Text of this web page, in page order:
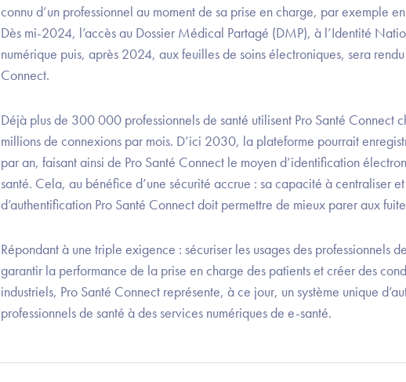
connu d’un professionnel au moment de sa prise en charge, par exemple
Dès mi-2024, l’accès au Dossier Médical Partagé (DMP), à l’Identité
numérique puis, après 2024, aux feuilles de soins électroniques, sera
Connect.
Déjà plus de 300 000 professionnels de santé utilisent Pro Santé Connect
millions de connexions par mois. D’ici 2030, la plateforme pourrait
par an, faisant ainsi de Pro Santé Connect le moyen d’identification
santé. Cela, au bénéfice d’une sécurité accrue : sa capacité à centraliser
d’authentification Pro Santé Connect doit permettre de mieux parer aux
Répondant à une triple exigence : sécuriser les usages des professionnels
garantir la performance de la prise en charge des patients et créer des
industriels, Pro Santé Connect représente, à ce jour, un système unique
professionnels de santé à des services numériques de e-santé.